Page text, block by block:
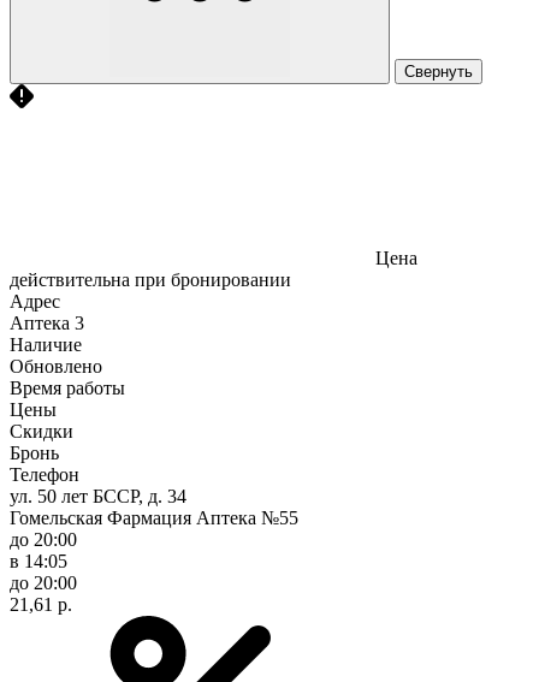
Свернуть
Цена
действительна при бронировании
Адрес
Аптека 3
Наличие
Обновлено
Время работы
Цены
Скидки
Бронь
Телефон
ул. 50 лет БССР, д. 34
Гомельская Фармация Аптека №55
до 20:00
в 14:05
до 20:00
21,61 р.